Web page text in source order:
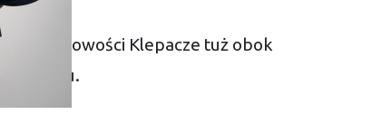
w miejscowości Klepacze tuż obok